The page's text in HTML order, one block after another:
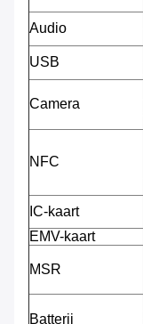
Audio
USB
Camera
NFC
IC-kaart
EMV-kaart
MSR
Batterij